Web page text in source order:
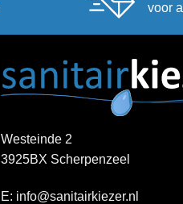
voor
Westeinde 2
3925BX Scherpenzeel
E: info@sanitairkiezer.nl